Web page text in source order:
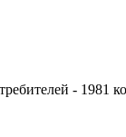
- 1981